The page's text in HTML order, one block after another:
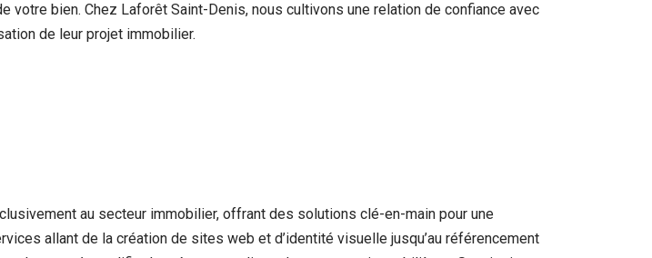
bien. Chez Laforêt Saint-Denis, nous cultivons une relation de confiance avec
de leur projet immobilier.
au secteur immobilier, offrant des solutions clé-en-main pour une
allant de la création de sites web et d’identité visuelle jusqu’au référencement